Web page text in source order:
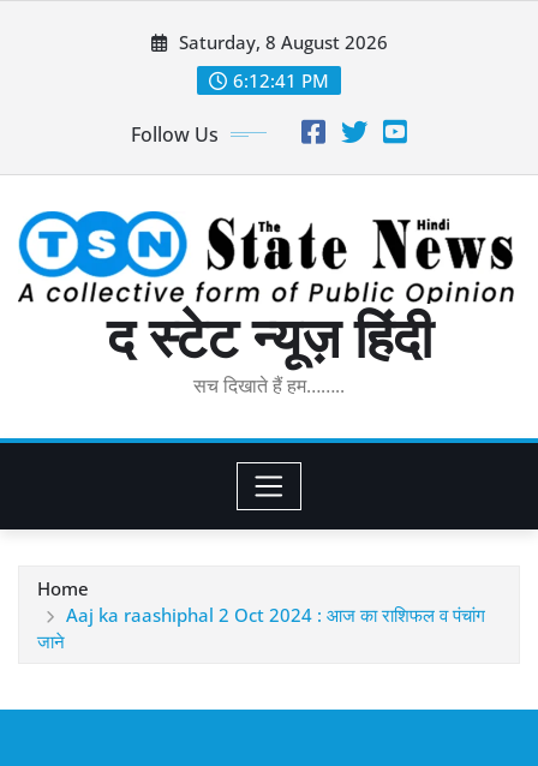
Saturday, 8 August 2026
6:12:43 PM
Follow Us
द स्टेट न्यूज़ हिंदी
सच दिखाते हैं हम……..
Home
Aaj ka raashiphal 2 Oct 2024 : आज का राशिफल व पंचांग
जाने